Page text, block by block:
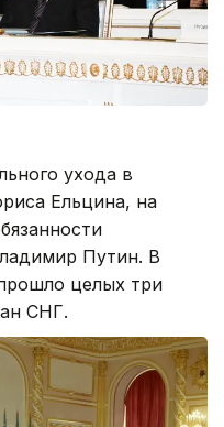
ухода в
Ельцина, на
Путин. В
целых три
СНГ.